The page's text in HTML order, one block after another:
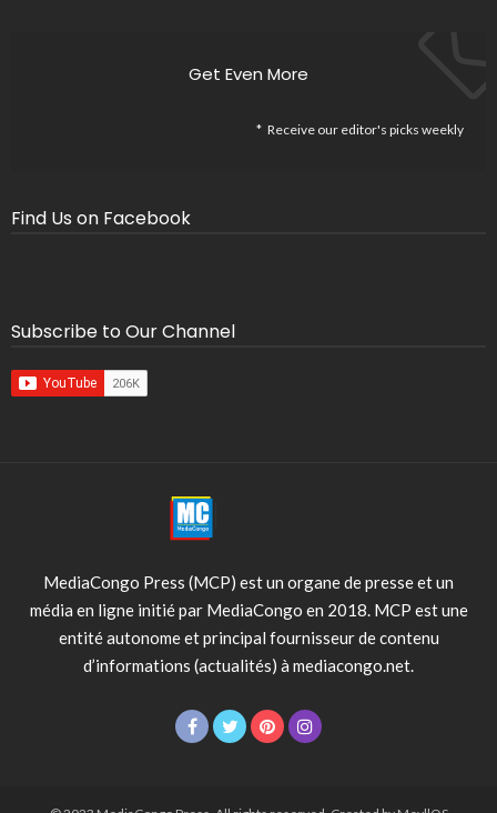
Get Even More
Receive our editor's picks weekly
Find Us on Facebook
Subscribe to Our Channel
MediaCongo Press (MCP) est un organe de presse et un
média en ligne initié par MediaCongo en 2018. MCP est une
entité autonome et principal fournisseur de contenu
d’informations (actualités) à mediacongo.net.